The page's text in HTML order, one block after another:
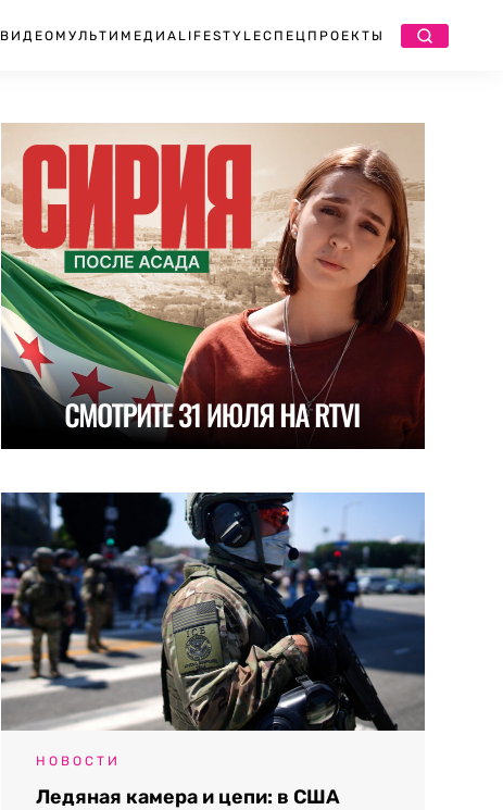
ВИДЕО МУЛЬТИМЕДИА LIFESTYLEСПЕЦПРОЕКТЫ
НОВОСТИ
Ледяная камера и цепи: в США